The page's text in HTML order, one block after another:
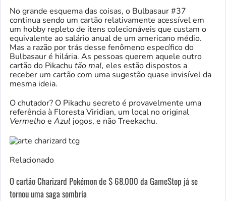
No grande esquema das coisas, o Bulbasaur #37
continua sendo um cartão relativamente acessível em
um hobby repleto de itens colecionáveis ​​que custam o
equivalente ao salário anual de um americano médio.
Mas a razão por trás desse fenômeno específico do
Bulbasaur é hilária. As pessoas querem aquele outro
cartão do Pikachu tão mal, eles estão dispostos a
receber um cartão com uma sugestão quase invisível da
mesma ideia.
O chutador? O Pikachu secreto é provavelmente uma
referência à Floresta Viridian, um local no original
Vermelhoe Azul jogos, e não Treekachu.
Relacionado
O cartão Charizard Pokémon de $ 68.000 da GameStop já se
tornou uma saga sombria